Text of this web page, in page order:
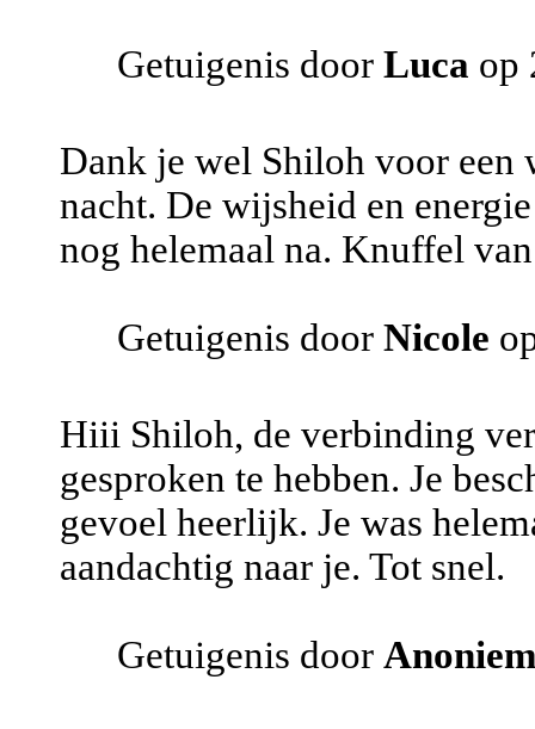
Getuigenis door Luca op
Dank je wel Shiloh voor een
nacht. De wijsheid en
nog helemaal na. Knuffel
Getuigenis door Nicole
Hiii Shiloh, de verbinding
gesproken te hebben. Je
gevoel heerlijk. Je was
aandachtig naar je. Tot snel.
Getuigenis door Anoniem